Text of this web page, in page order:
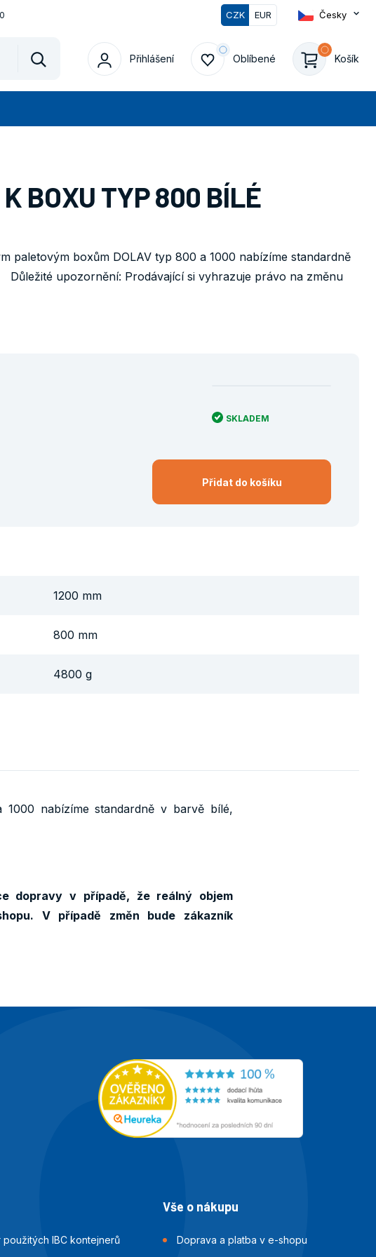
CZK EUR Česky
Vyhledat
Přihlášení Oblíbené Košík
0
BOXU TYP 800 BÍLÉ
paletovým boxům DOLAV typ 800 a 1000 nabízíme standardně
upozornění: Prodávající si vyhrazuje právo na změnu
SKLADEM
Přidat do košíku
1200 mm
800 mm
4800 g
nabízíme standardně v barvě bílé,
dopravy v případě, že reálný objem
V případě změn bude zákazník
IBC kontejnerů
Vše o nákupu
Doprava a platba v e-shopu